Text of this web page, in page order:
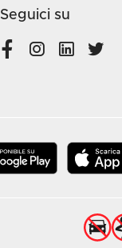
Seguici su